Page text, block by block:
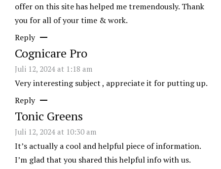
offer on this site has helped me tremendously. Thank
you for all of your time & work.
Reply
Cognicare Pro
Juli 12, 2024 at 1:18 am
Very interesting subject , appreciate it for putting up.
Reply
Tonic Greens
Juli 12, 2024 at 10:30 am
It’s actually a cool and helpful piece of information.
I’m glad that you shared this helpful info with us.